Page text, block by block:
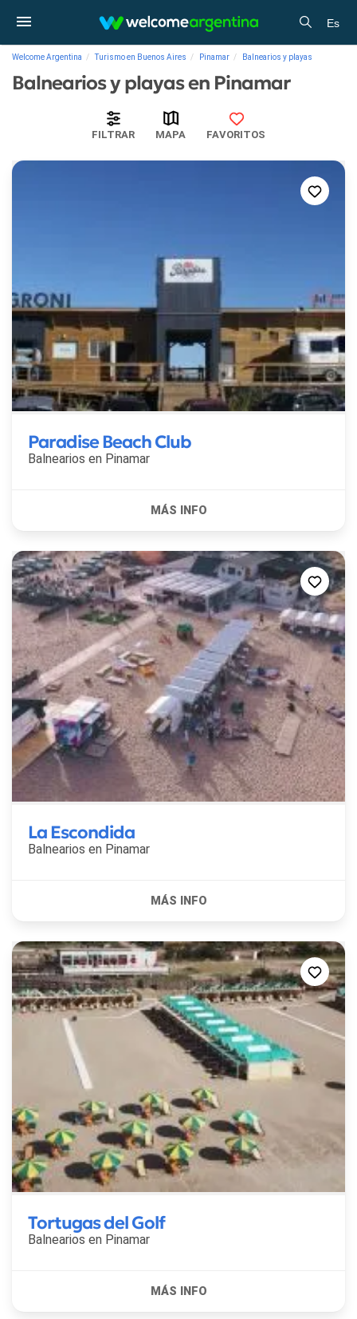
Es
Welcome Argentina Turismo en Buenos Aires Pinamar Balnearios y playas
Balnearios y playas en Pinamar
FILTRAR MAPA FAVORITOS
Paradise Beach Club
Balnearios en Pinamar
La Escondida
Balnearios en Pinamar
Tortugas del Golf
Balnearios en Pinamar